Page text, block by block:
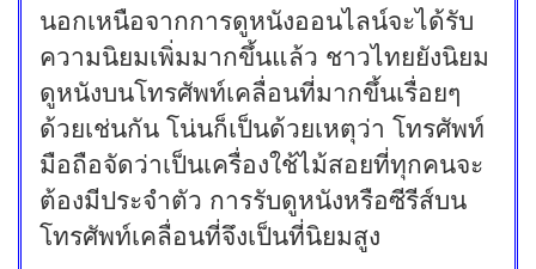
นอกเหนือจากการดูหนังออนไลน์จะได้รับ
ความนิยมเพิ่มมากขึ้นแล้ว ชาวไทยยังนิยม
ดูหนังบนโทรศัพท์เคลื่อนที่มากขึ้นเรื่อยๆ
ด้วยเช่นกัน โน่นก็เป็นด้วยเหตุว่า โทรศัพท์
มือถือจัดว่าเป็นเครื่องใช้ไม้สอยที่ทุกคนจะ
ต้องมีประจำตัว การรับดูหนังหรือซีรีส์บน
โทรศัพท์เคลื่อนที่จึงเป็นที่นิยมสูง